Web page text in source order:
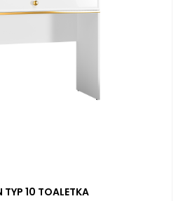
TYP 10 TOALETKA